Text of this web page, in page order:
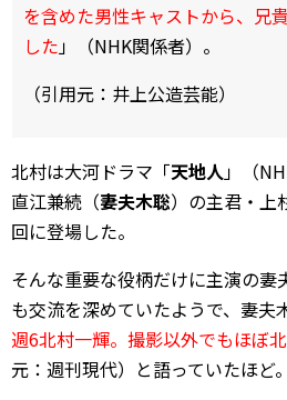
を含めた男性キャストから、兄
した」（NHK関係者）。
（引用元：井上公造芸能）
北村は大河ドラマ「天地人」（
直江兼続（妻夫木聡）の主君・上
回に登場した。
そんな重要な役柄だけに主演の妻
も交流を深めていたようで、妻夫
週6北村一輝。撮影以外でもほぼ
元：週刊現代）と語っていたほど。